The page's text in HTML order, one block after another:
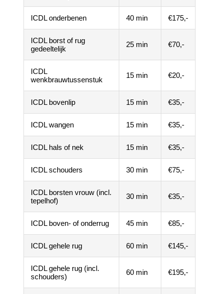
ICDL onderbenen 40 min €175,-
ICDL borst of rug
gedeeltelijk
25 min €70,-
ICDL
wenkbrauwtussenstuk
15 min €20,-
ICDL bovenlip 15 min €35,-
ICDL wangen 15 min €35,-
ICDL hals of nek 15 min €35,-
ICDL schouders 30 min €75,-
ICDL borsten vrouw (incl.
tepelhof)
30 min €35,-
ICDL boven- of onderrug 45 min €85,-
ICDL gehele rug 60 min €145,-
ICDL gehele rug (incl.
schouders)
60 min €195,-